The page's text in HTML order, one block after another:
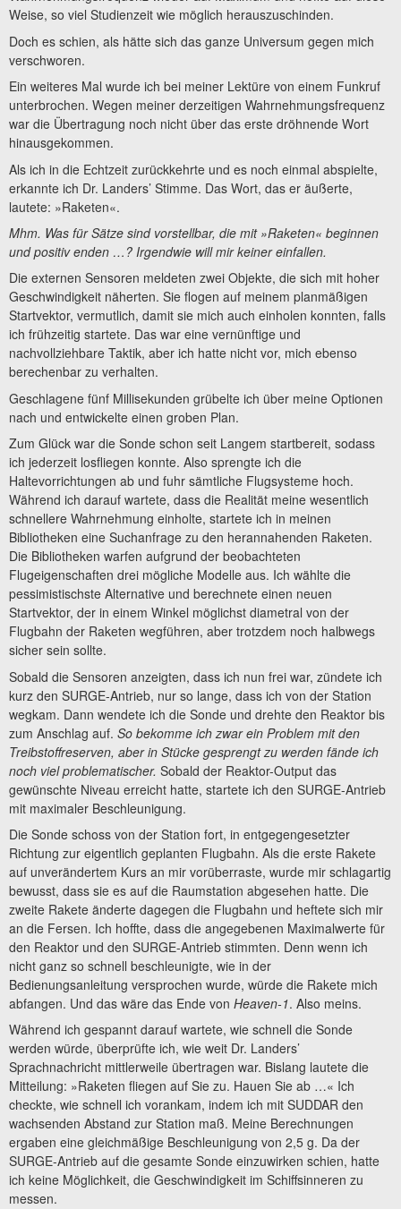
Weise, so viel Studienzeit wie möglich herauszuschinden.
Doch es schien, als hätte sich das ganze Universum gegen mich
verschworen.
Ein weiteres Mal wurde ich bei meiner Lektüre von einem Funkruf
unterbrochen. Wegen meiner derzeitigen Wahrnehmungsfrequenz
war die Übertragung noch nicht über das erste dröhnende Wort
hinausgekommen.
Als ich in die Echtzeit zurückkehrte und es noch einmal abspielte,
erkannte ich Dr. Landers’ Stimme. Das Wort, das er äußerte,
lautete: »Raketen«.
Mhm. Was für Sätze sind vorstellbar, die mit »Raketen« beginnen
und positiv enden …? Irgendwie will mir keiner einfallen.
Die externen Sensoren meldeten zwei Objekte, die sich mit hoher
Geschwindigkeit näherten. Sie flogen auf meinem planmäßigen
Startvektor, vermutlich, damit sie mich auch einholen konnten, falls
ich frühzeitig startete. Das war eine vernünftige und
nachvollziehbare Taktik, aber ich hatte nicht vor, mich ebenso
berechenbar zu verhalten.
Geschlagene fünf Millisekunden grübelte ich über meine Optionen
nach und entwickelte einen groben Plan.
Zum Glück war die Sonde schon seit Langem startbereit, sodass
ich jederzeit losfliegen konnte. Also sprengte ich die
Haltevorrichtungen ab und fuhr sämtliche Flugsysteme hoch.
Während ich darauf wartete, dass die Realität meine wesentlich
schnellere Wahrnehmung einholte, startete ich in meinen
Bibliotheken eine Suchanfrage zu den herannahenden Raketen.
Die Bibliotheken warfen aufgrund der beobachteten
Flugeigenschaften drei mögliche Modelle aus. Ich wählte die
pessimistischste Alternative und berechnete einen neuen
Startvektor, der in einem Winkel möglichst diametral von der
Flugbahn der Raketen wegführen, aber trotzdem noch halbwegs
sicher sein sollte.
Sobald die Sensoren anzeigten, dass ich nun frei war, zündete ich
kurz den SURGE-Antrieb, nur so lange, dass ich von der Station
wegkam. Dann wendete ich die Sonde und drehte den Reaktor bis
zum Anschlag auf. So bekomme ich zwar ein Problem mit den
Treibstoffreserven, aber in Stücke gesprengt zu werden fände ich
noch viel problematischer. Sobald der Reaktor-Output das
gewünschte Niveau erreicht hatte, startete ich den SURGE-Antrieb
mit maximaler Beschleunigung.
Die Sonde schoss von der Station fort, in entgegengesetzter
Richtung zur eigentlich geplanten Flugbahn. Als die erste Rakete
auf unverändertem Kurs an mir vorüberraste, wurde mir schlagartig
bewusst, dass sie es auf die Raumstation abgesehen hatte. Die
zweite Rakete änderte dagegen die Flugbahn und heftete sich mir
an die Fersen. Ich hoffte, dass die angegebenen Maximalwerte für
den Reaktor und den SURGE-Antrieb stimmten. Denn wenn ich
nicht ganz so schnell beschleunigte, wie in der
Bedienungsanleitung versprochen wurde, würde die Rakete mich
abfangen. Und das wäre das Ende von Heaven-1. Also meins.
Während ich gespannt darauf wartete, wie schnell die Sonde
werden würde, überprüfte ich, wie weit Dr. Landers’
Sprachnachricht mittlerweile übertragen war. Bislang lautete die
Mitteilung: »Raketen fliegen auf Sie zu. Hauen Sie ab …« Ich
checkte, wie schnell ich vorankam, indem ich mit SUDDAR den
wachsenden Abstand zur Station maß. Meine Berechnungen
ergaben eine gleichmäßige Beschleunigung von 2,5 g. Da der
SURGE-Antrieb auf die gesamte Sonde einzuwirken schien, hatte
ich keine Möglichkeit, die Geschwindigkeit im Schiffsinneren zu
messen.